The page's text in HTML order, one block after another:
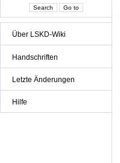
Über LSKD-Wiki
Handschriften
Letzte Änderungen
Hilfe